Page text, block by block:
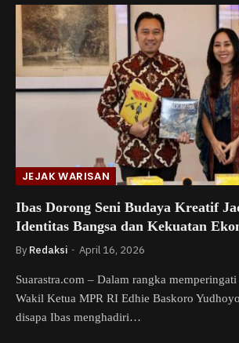
JEJAK WARISAN
Ibas Dorong Seni Budaya Kreatif
Identitas Bangsa dan Kekuatan
By Redaksi April 16, 2026
Suarastra.com – Dalam rangka
Wakil Ketua MPR RI Edhie Baskoro
disapa Ibas menghadiri…